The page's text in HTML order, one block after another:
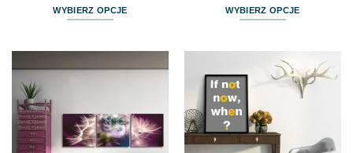
WYBIERZ OPCJE
można
wybrać
WYBIERZ OPCJE
wiele
wariantów.
Opcje
można
wybrać